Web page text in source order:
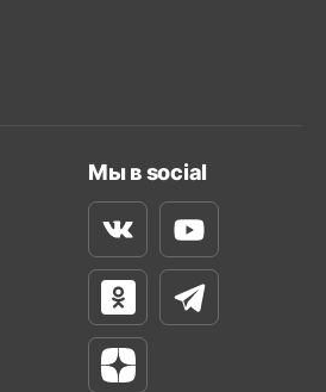
Мы в social
ВконтактеYoutube
Одноклассники
Телеграм
Яндекс Дзен